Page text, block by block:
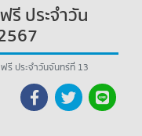
ประจำวัน
รี ประจำวันจันทร์ที่ 13